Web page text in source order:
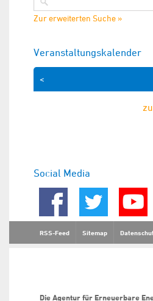
Zur erweiterten Suche »
Veranstaltungskalender
<
Social Media
RSS-Feed Sitemap
Die Agentur für Erneuerbare